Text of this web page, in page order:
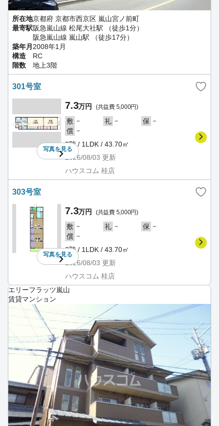
所在地京都府 京都市西京区 嵐山宮ノ前町
最寄駅阪急嵐山線 松尾大社駅 （徒歩1分）
阪急嵐山線 嵐山駅 （徒歩17分）
築年月 2008年1月
構造
RC
階数
地上3階
301号室
写真を見る
7.3万円 (共益費 5,000円)
敷 － 礼 － 保 －
償 －
3階 / 1LDK / 43.70㎡
2026/08/03 更新
ハウスコム 桂店
303号室
写真を見る
7.3万円 (共益費 5,000円)
敷 － 礼 － 保 －
償 －
3階 / 1LDK / 43.70㎡
2026/08/03 更新
ハウスコム 桂店
エリーフラッツ嵐山
賃貸マンション